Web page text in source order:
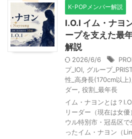
K-POPメンバー解説
I.O.I イム・ナヨ
ープを支えた最
解説
2026/6/6
プ_IOI グループ
性_高身長(170cm以上)
ダー 役割_最年長
イム・ナヨンとは？
リーダー（現在は女
ウル特別市・冠岳区
ったイム・ナヨン（